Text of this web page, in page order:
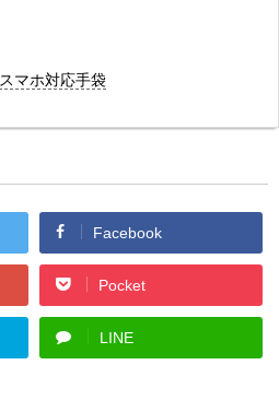
スマホ対応手袋
Facebook
Pocket
LINE